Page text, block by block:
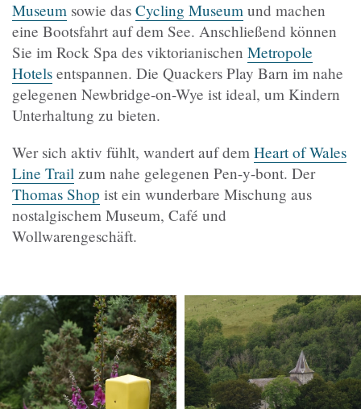
Museum sowie das Cycling Museum und machen
eine Bootsfahrt auf dem See. Anschließend können
Sie im Rock Spa des viktorianischen Metropole
Hotels entspannen. Die Quackers Play Barn im nahe
gelegenen Newbridge-on-Wye ist ideal, um Kindern
Unterhaltung zu bieten.
Wer sich aktiv fühlt, wandert auf dem Heart of Wales
Line Trail zum nahe gelegenen Pen-y-bont. Der
Thomas Shop ist ein wunderbare Mischung aus
nostalgischem Museum, Café und
Wollwarengeschäft.